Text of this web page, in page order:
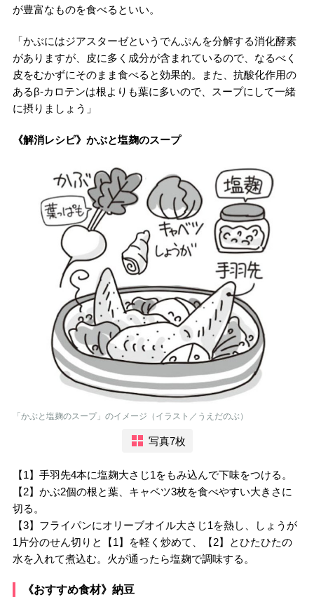
が豊富なものを食べるといい。
「かぶにはジアスターゼというでんぷんを分解する消化酵素
がありますが、皮に多く成分が含まれているので、なるべく
皮をむかずにそのまま食べると効果的。また、抗酸化作用の
あるβ-カロテンは根よりも葉に多いので、スープにして一緒
に摂りましょう」
《解消レシピ》かぶと塩麹のスープ
「かぶと塩麹のスープ」のイメージ（イラスト／うえだのぶ）
写真7枚
【1】手羽先4本に塩麹大さじ1をもみ込んで下味をつける。
【2】かぶ2個の根と葉、キャベツ3枚を食べやすい大きさに
切る。
【3】フライパンにオリーブオイル大さじ1を熱し、しょうが
1片分のせん切りと【1】を軽く炒めて、【2】とひたひたの
水を入れて煮込む。火が通ったら塩麹で調味する。
《おすすめ食材》納豆